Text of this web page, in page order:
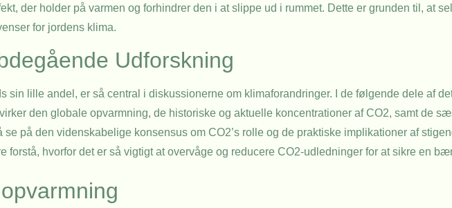
der holder på varmen og forhindrer den i at slippe ud i rummet. Dette er grunden til, at
for jordens klima.
Udforskning
sin lille andel, er så central i diskussionerne om klimaforandringer. I de følgende dele af
den globale opvarmning, de historiske og aktuelle koncentrationer af CO2, samt de
på den videnskabelige konsensus om CO2’s rolle og de praktiske implikationer af
forstå, hvorfor det er så vigtigt at overvåge og reducere CO2-udledninger for at sikre en